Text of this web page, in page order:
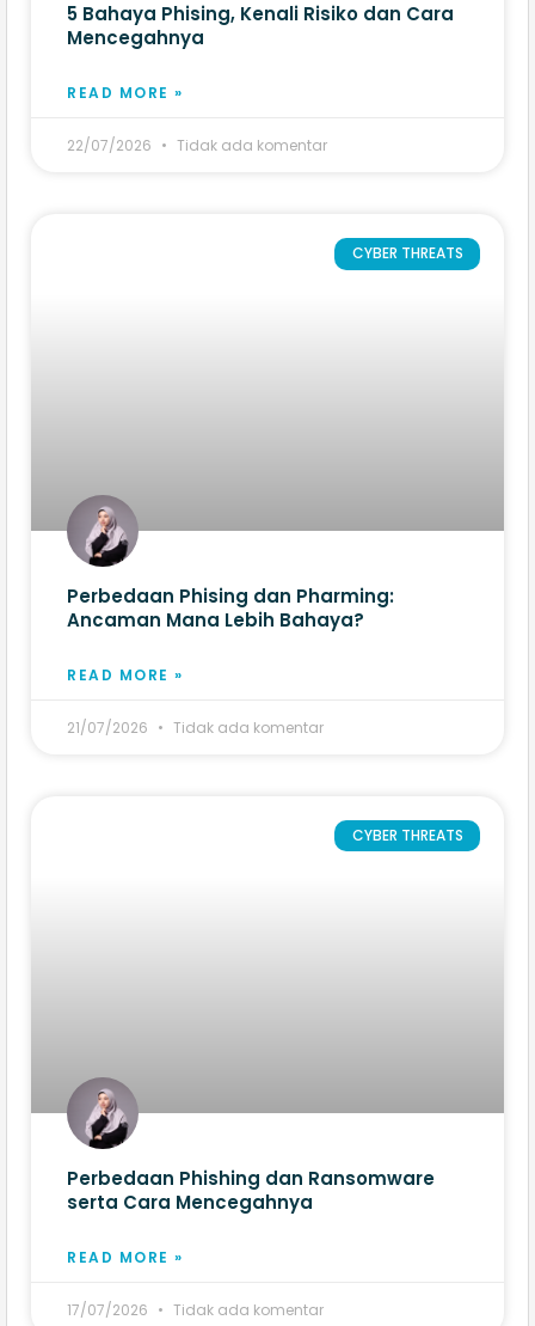
5 Bahaya Phising, Kenali Risiko dan Cara
Mencegahnya
READ MORE »
22/07/2026 Tidak ada komentar
CYBER THREATS
Perbedaan Phising dan Pharming:
Ancaman Mana Lebih Bahaya?
READ MORE »
21/07/2026 Tidak ada komentar
CYBER THREATS
Perbedaan Phishing dan Ransomware
serta Cara Mencegahnya
READ MORE »
17/07/2026 Tidak ada komentar